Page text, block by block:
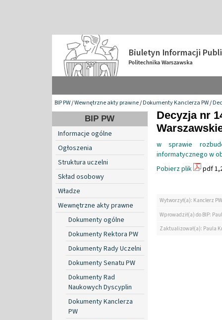
BIP PW/Wewnętrzne akty prawne/Dokumenty Kanclerza PW/
BIP PW
Informacje ogólne
Ogłoszenia
Struktura uczelni
Skład osobowy
Władze
Wewnętrzne akty prawne
Dokumenty ogólne
Dokumenty Rektora PW
Dokumenty Rady Uczelni
Dokumenty Senatu PW
Dokumenty Rad
Naukowych Dyscyplin
Dokumenty Kanclerza
PW
Decyzja nr
w sprawie
informatycznego w
Pobierz plik
pdf
Wytworzył(a): Kanclerz PW
Wprowadził(a) do BIP:
Zaktualizował(a): Paula